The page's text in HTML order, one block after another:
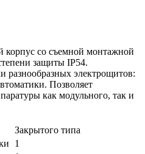
корпус со съемной монтажной
защиты IP54.
разнообразных электрощитов:
Позволяет
как модульного, так и
Закрытого типа
1